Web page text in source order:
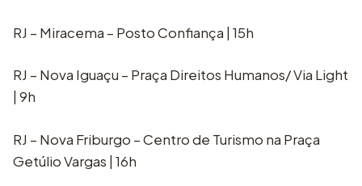
RJ – Miracema – Posto Confiança | 15h
RJ – Nova Iguaçu – Praça Direitos Humanos/ Via Light
| 9h
RJ – Nova Friburgo – Centro de Turismo na Praça
Getúlio Vargas | 16h